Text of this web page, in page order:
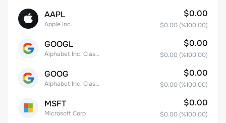
AAPL
Apple Inc.
$0.00
$0.00 (%100.00)
GOOGL
Alphabet Inc. Class A Common Stock
$0.00
$0.00 (%100.00)
GOOG
Alphabet Inc. Class C Capital Stock
$0.00
$0.00 (%100.00)
MSFT
Microsoft Corp
$0.00
$0.00 (%100.00)